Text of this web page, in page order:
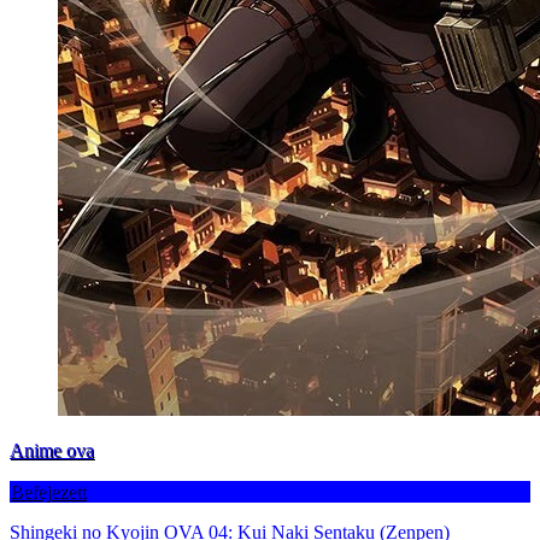
Anime ova
Befejezett
Shingeki no Kyojin OVA 04: Kui Naki Sentaku (Zenpen)